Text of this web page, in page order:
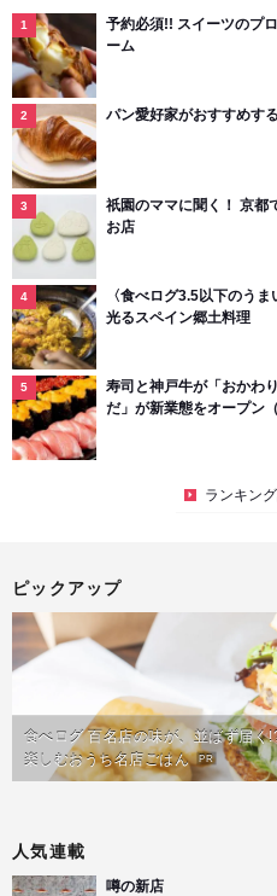
予約必須!! スイーツのプ
ーム
パン愛好家がおすすめす
祇園のママに聞く！ 京都
お店
〈食べログ3.5以下のう
光るスペイン郷土料理
寿司と神戸牛が「おかわ
だ」が新業態をオープン
ランキン
ピックアップ
食べログ 百名店の味が、並ばず届
楽しむおうち名店ごはん PR
人気連載
噂の新店